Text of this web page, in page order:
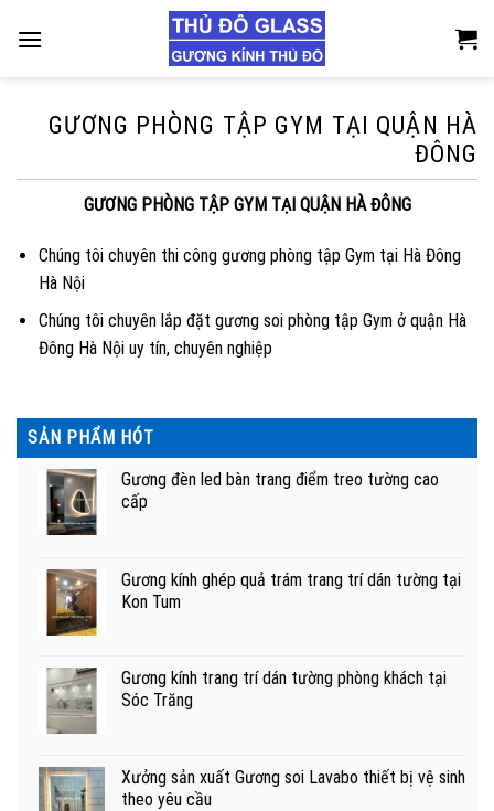
GƯƠNG PHÒNG TẬP GYM TẠI QUẬN HÀ
ĐÔNG
GƯƠNG PHÒNG TẬP GYM TẠI QUẬN HÀ ĐÔNG
Chúng tôi chuyên thi công gương phòng tập Gym tại Hà Đông
Hà Nội
Chúng tôi chuyên lắp đặt gương soi phòng tập Gym ở quận Hà
Đông Hà Nội uy tín, chuyên nghiệp
SẢN PHẨM HÓT
Gương đèn led bàn trang điểm treo tường cao
cấp
Gương kính ghép quả trám trang trí dán tường tại
Kon Tum
Gương kính trang trí dán tường phòng khách tại
Sóc Trăng
Xưởng sản xuất Gương soi Lavabo thiết bị vệ sinh
theo yêu cầu